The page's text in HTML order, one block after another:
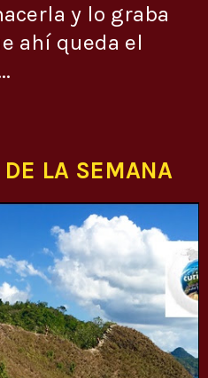
y lo graba
ahí queda el
LA SEMANA